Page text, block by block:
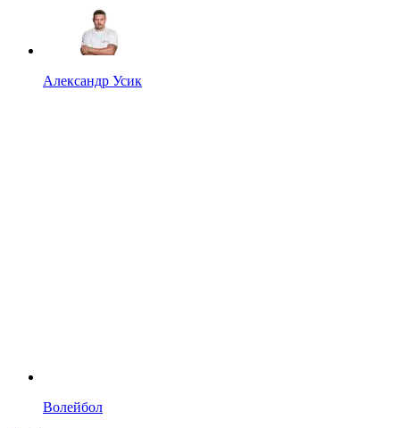
Александр Усик
Волейбол